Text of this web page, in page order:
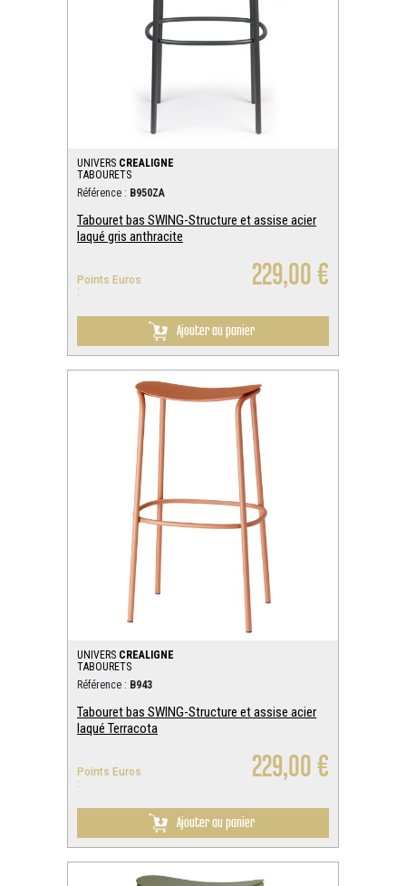
UNIVERS CREALIGNE
TABOURETS
Référence : B950ZA
Tabouret bas SWING-Structure et assise acier
laqué gris anthracite
Points Euros
:
229,00 €
Ajouter au panier
UNIVERS CREALIGNE
TABOURETS
Référence : B943
Tabouret bas SWING-Structure et assise acier
laqué Terracota
Points Euros
:
229,00 €
Ajouter au panier